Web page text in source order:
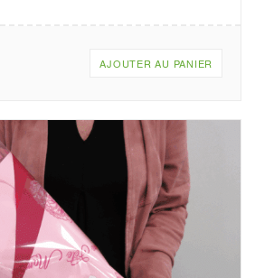
AJOUTER AU PANIER